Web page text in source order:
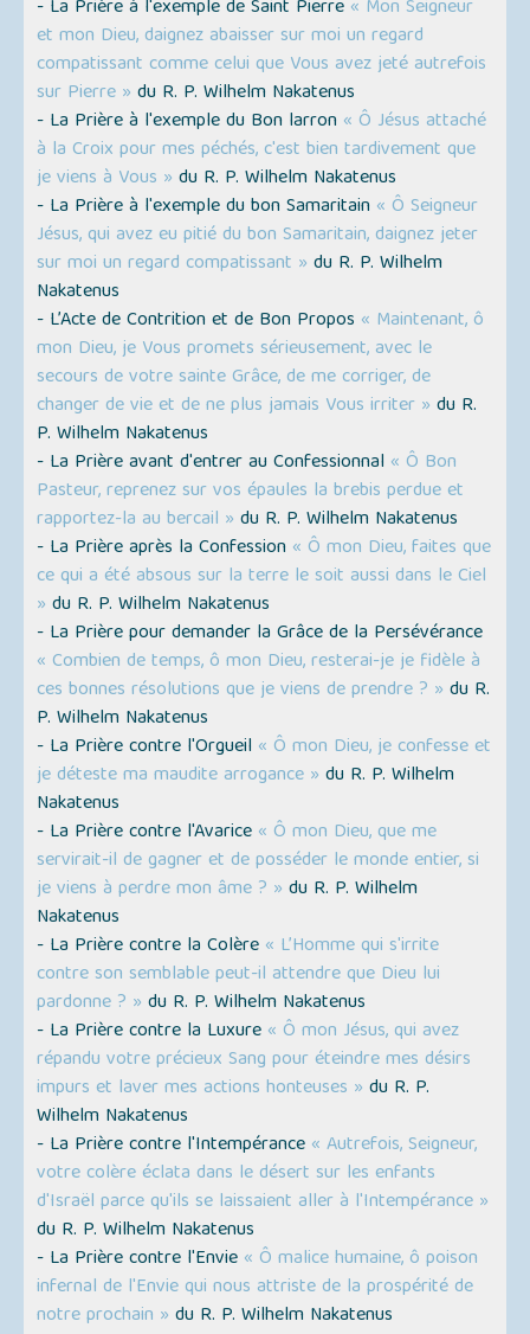
- La Prière à l'exemple de Saint Pierre « Mon Seigneur
et mon Dieu, daignez abaisser sur moi un regard
compatissant comme celui que Vous avez jeté autrefois
sur Pierre » du R. P. Wilhelm Nakatenus
- La Prière à l'exemple du Bon larron « Ô Jésus attaché
à la Croix pour mes péchés, c'est bien tardivement que
je viens à Vous » du R. P. Wilhelm Nakatenus
- La Prière à l'exemple du bon Samaritain « Ô Seigneur
Jésus, qui avez eu pitié du bon Samaritain, daignez jeter
sur moi un regard compatissant » du R. P. Wilhelm
Nakatenus
- L’Acte de Contrition et de Bon Propos « Maintenant, ô
mon Dieu, je Vous promets sérieusement, avec le
secours de votre sainte Grâce, de me corriger, de
changer de vie et de ne plus jamais Vous irriter » du R.
P. Wilhelm Nakatenus
- La Prière avant d'entrer au Confessionnal « Ô Bon
Pasteur, reprenez sur vos épaules la brebis perdue et
rapportez-la au bercail » du R. P. Wilhelm Nakatenus
- La Prière après la Confession « Ô mon Dieu, faites que
ce qui a été absous sur la terre le soit aussi dans le Ciel
» du R. P. Wilhelm Nakatenus
- La Prière pour demander la Grâce de la Persévérance
« Combien de temps, ô mon Dieu, resterai-je je fidèle à
ces bonnes résolutions que je viens de prendre ? » du R.
P. Wilhelm Nakatenus
- La Prière contre l'Orgueil « Ô mon Dieu, je confesse et
je déteste ma maudite arrogance » du R. P. Wilhelm
Nakatenus
- La Prière contre l'Avarice « Ô mon Dieu, que me
servirait-il de gagner et de posséder le monde entier, si
je viens à perdre mon âme ? » du R. P. Wilhelm
Nakatenus
- La Prière contre la Colère « L’Homme qui s'irrite
contre son semblable peut-il attendre que Dieu lui
pardonne ? » du R. P. Wilhelm Nakatenus
- La Prière contre la Luxure « Ô mon Jésus, qui avez
répandu votre précieux Sang pour éteindre mes désirs
impurs et laver mes actions honteuses » du R. P.
Wilhelm Nakatenus
- La Prière contre l'Intempérance « Autrefois, Seigneur,
votre colère éclata dans le désert sur les enfants
d'Israël parce qu'ils se laissaient aller à l'Intempérance »
du R. P. Wilhelm Nakatenus
- La Prière contre l'Envie « Ô malice humaine, ô poison
infernal de l'Envie qui nous attriste de la prospérité de
notre prochain » du R. P. Wilhelm Nakatenus